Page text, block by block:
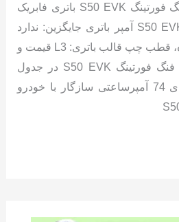
مشخصات باتری دانگ فنگ فورتینگ S50 EVK باتری فابریک
دانگ فنگ فورتینگ S50 EVK: 74 آمپر باتری جایگزین: ندارد
چینش قطب ها: پایه کوتاه، قطب چپ قالب باتری: L3 قیمت و
خرید باتری ماشین دانگ فنگ فورتینگ S50 EVK در جدول
زیر، قیمت انواع باتری‌های 74 آمپرساعتی سازگار با خودرو